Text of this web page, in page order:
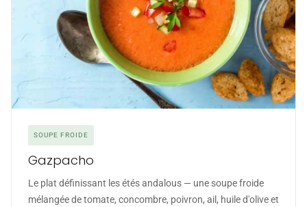
SOUPE FROIDE
Gazpacho
Le plat définissant les étés andalous — une soupe froide
mélangée de tomate, concombre, poivron, ail, huile d'olive et